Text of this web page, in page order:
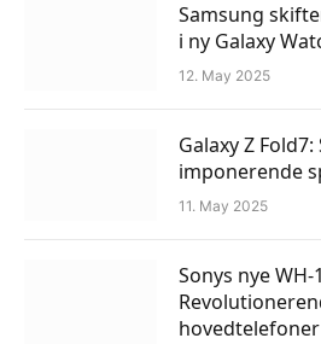
Samsung
i ny Galaxy
12. May 2025
Galaxy Z
imponerende
11. May 2025
Sonys nye WH-